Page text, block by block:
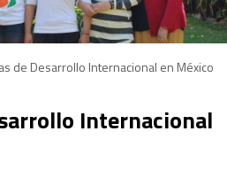
de Desarrollo Internacional en México
Internacional